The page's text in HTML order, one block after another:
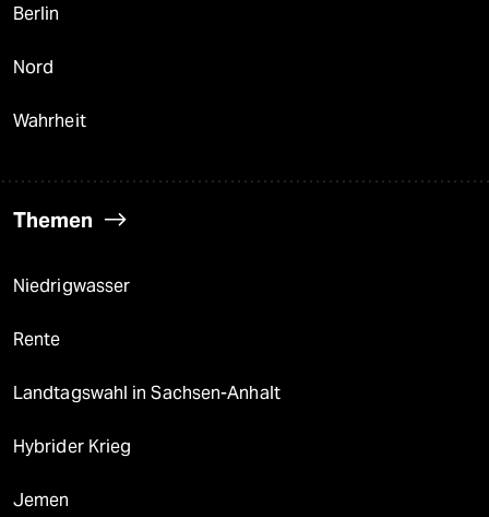
Berlin
Nord
Wahrheit
Themen
Niedrigwasser
Rente
Landtagswahl in Sachsen-Anhalt
Hybrider Krieg
Jemen